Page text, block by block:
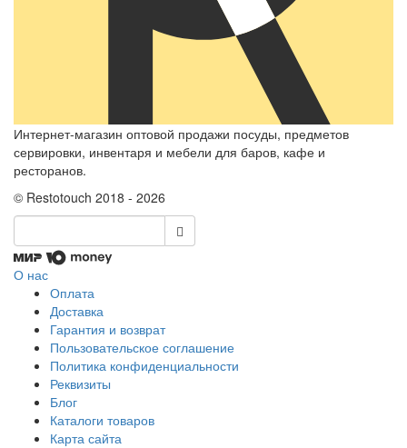
Интернет-магазин оптовой продажи посуды, предметов
сервировки, инвентаря и мебели для баров, кафе и
ресторанов.
© Restotouch 2018 - 2026
О нас
Оплата
Доставка
Гарантия и возврат
Пользовательское соглашение
Политика конфиденциальности
Реквизиты
Блог
Каталоги товаров
Карта сайта